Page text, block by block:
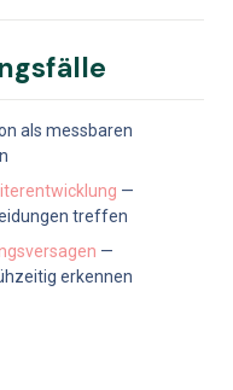
als messbaren
—
treffen
—
erkennen